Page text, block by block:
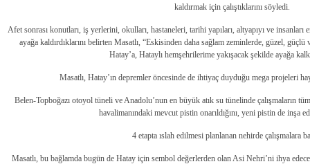
kaldırmak için çalıştıklarını söyledi.
Afet sonrası konutları, iş yerlerini, okulları, hastaneleri, tarihi yapıları, altyapıyı ve
ayağa kaldırdıklarını belirten Masatlı, “Eskisinden daha sağlam zeminlerde, güzel,
Hatay’a, Hataylı hemşehrilerime yakışacak şekilde ayağa
Masatlı, Hatay’ın depremler öncesinde de ihtiyaç duyduğu mega projeleri
Belen-Topboğazı otoyol tüneli ve Anadolu’nun en büyük atık su tünelinde çalışmaların
havalimanındaki mevcut pistin onarıldığını, yeni pistin de inşa
4 etapta ıslah edilmesi planlanan nehirde çalışmalara
Masatlı, bu bağlamda bugün de Hatay için sembol değerlerden olan Asi Nehri’ni ihya